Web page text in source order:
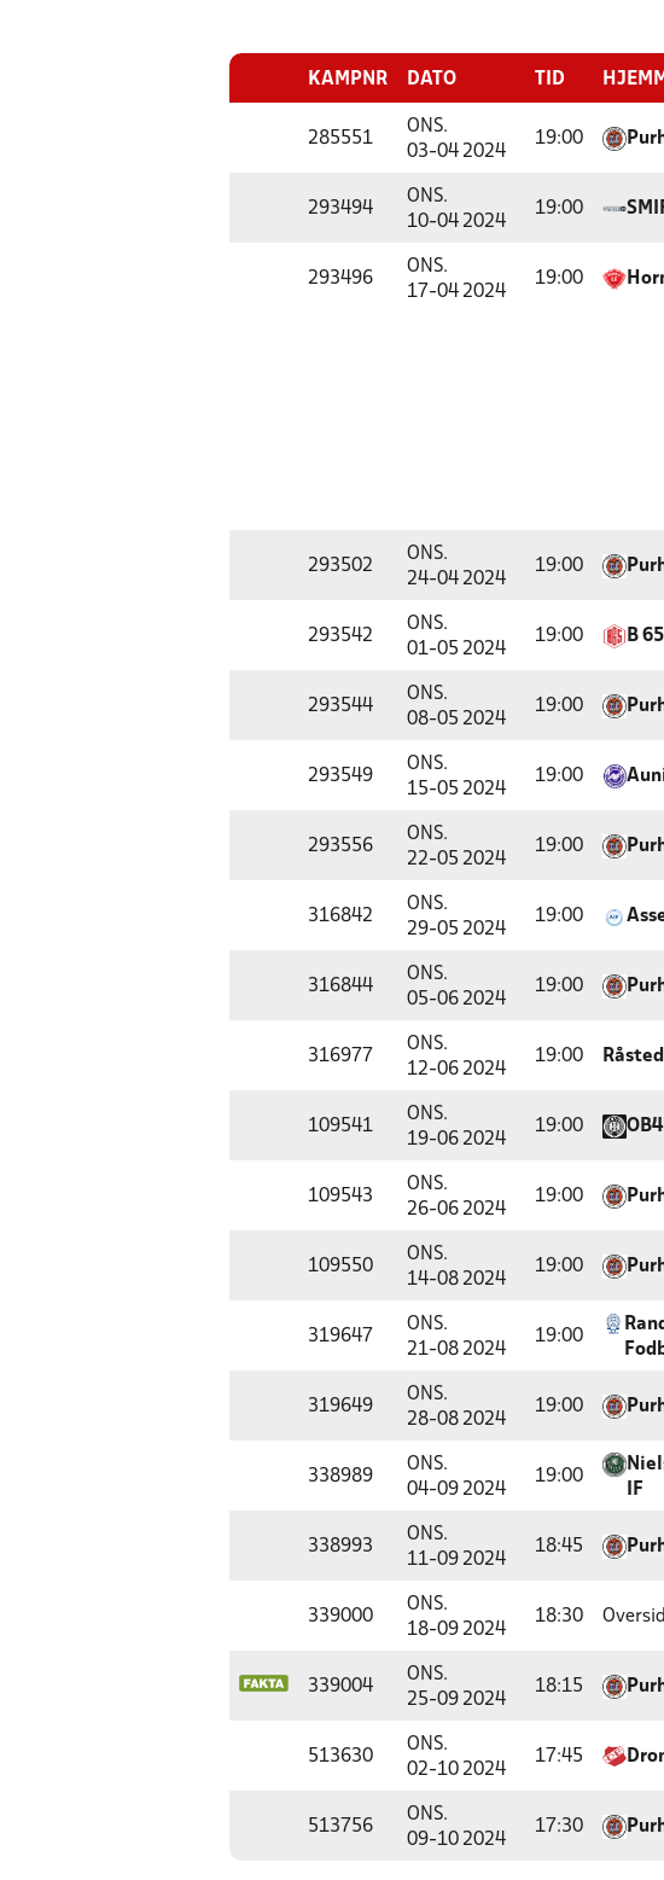
KAMPNR DATO TID
285551
ONS.
03-04 2024
19:00
293494
ONS.
10-04 2024
19:00
293496
ONS.
17-04 2024
19:00
293502
ONS.
24-04 2024
19:00
293542
ONS.
01-05 2024
19:00 B 65
293544
ONS.
08-05 2024
19:00
293549
ONS.
15-05 2024
19:00
293556
ONS.
22-05 2024
19:00
316842
ONS.
29-05 2024
19:00
316844
ONS.
05-06 2024
19:00
316977
ONS.
12-06 2024
19:00
109541
ONS.
19-06 2024
19:00
109543
ONS.
26-06 2024
19:00
109550
ONS.
14-08 2024
19:00
319647
ONS.
21-08 2024
19:00
319649
ONS.
28-08 2024
19:00
338989
ONS.
04-09 2024
19:00
IF
338993
ONS.
11-09 2024
18:45
339000
ONS.
18-09 2024
18:30
339004
ONS.
25-09 2024
18:15
513630
ONS.
02-10 2024
17:45
513756
ONS.
09-10 2024
17:30